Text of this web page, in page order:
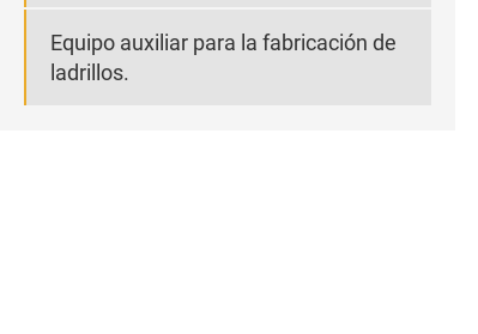
Equipo auxiliar para la fabricación de
ladrillos.